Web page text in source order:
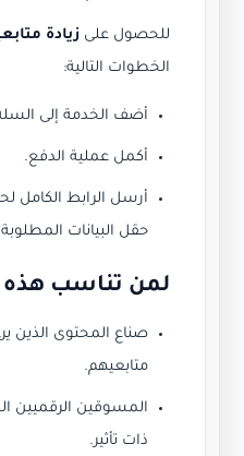
للحصول على زيادة
الخطوات التالية:
أضف الخدمة إلى
أكمل عملية الدفع.
أرسل الرابط الكامل
حقل البيانات
لمن تناسب هذه
صناع المحتوى الذين
متابعيهم.
المسوقين الرقميين
ذات تأثير.